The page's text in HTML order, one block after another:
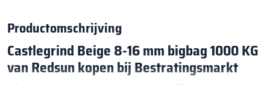
Productomschrijving
Castlegrind Beige 8-16 mm bigbag 1000 KG
van Redsun kopen bij Bestratingsmarkt